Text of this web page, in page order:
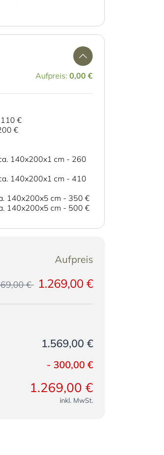
Aufpreis: 0,00 €
110 €
€
140x200x1 cm - 260
140x200x1 cm - 410
140x200x5 cm - 350 €
140x200x5 cm - 500 €
Aufpreis
€ 1.269,00 €
1.569,00 €
- 300,00 €
1.269,00 €
inkl. MwSt.